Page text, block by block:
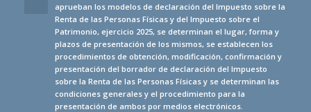
aprueban los modelos de declaración del Impuesto sobre la
Renta de las Personas Físicas y del Impuesto sobre el
Patrimonio, ejercicio 2025, se determinan el lugar, forma y
plazos de presentación de los mismos, se establecen los
procedimientos de obtención, modificación, confirmación y
presentación del borrador de declaración del Impuesto
sobre la Renta de las Personas Físicas y se determinan las
condiciones generales y el procedimiento para la
presentación de ambos por medios electrónicos.